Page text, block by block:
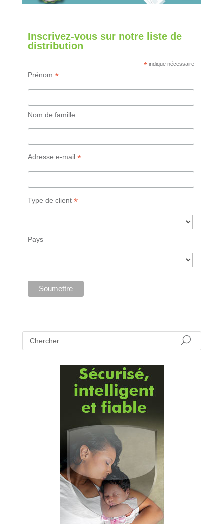
Inscrivez-vous sur notre liste de
distribution
* indique nécessaire
Prénom *
Nom de famille
Adresse e-mail *
Type de client *
Pays